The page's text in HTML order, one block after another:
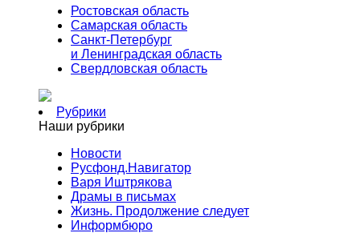
Ростовская область
Самарская область
Санкт-Петербург
и Ленинградская область
Свердловская область
Рубрики
Наши рубрики
Новости
Русфонд.Навигатор
Варя Иштрякова
Драмы в письмах
Жизнь. Продолжение следует
Информбюро